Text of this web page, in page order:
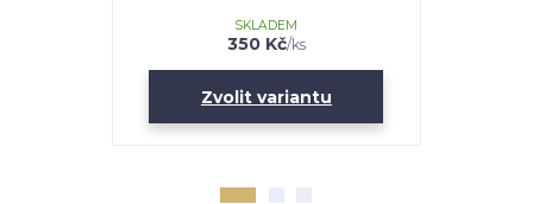
350 Kč/ks
SKLADEM
Zvolit variantu